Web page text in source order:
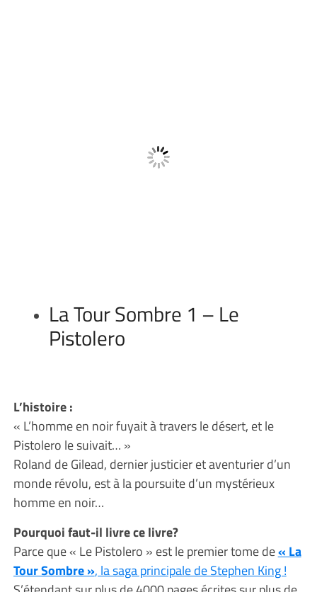
La Tour Sombre 1 – Le
Pistolero
L’histoire :
« L’homme en noir fuyait à travers le désert, et le
Pistolero le suivait… »
Roland de Gilead, dernier justicier et aventurier d’un
monde révolu, est à la poursuite d’un mystérieux
homme en noir…
Pourquoi faut-il livre ce livre?
Parce que « Le Pistolero » est le premier tome de« La
Tour Sombre », la saga principale de Stephen King !